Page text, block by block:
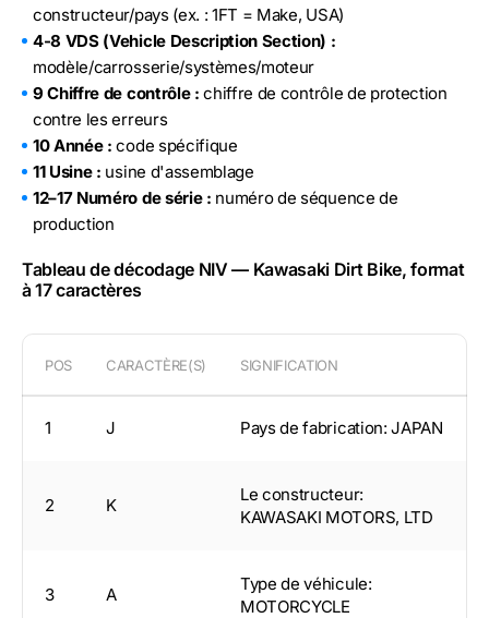
constructeur/pays (ex. : 1FT = Make, USA)
4-8 VDS (Vehicle Description Section) :
modèle/carrosserie/systèmes/moteur
9 Chiffre de contrôle : chiffre de contrôle de protection
contre les erreurs
10 Année : code spécifique
11 Usine : usine d'assemblage
12–17 Numéro de série : numéro de séquence de
production
Tableau de décodage NIV — Kawasaki Dirt Bike, format
à 17 caractères
POS CARACTÈRE(S) SIGNIFICATION
1 J Pays de fabrication: JAPAN
2 K
Le constructeur:
KAWASAKI MOTORS, LTD
3 A
Type de véhicule:
MOTORCYCLE